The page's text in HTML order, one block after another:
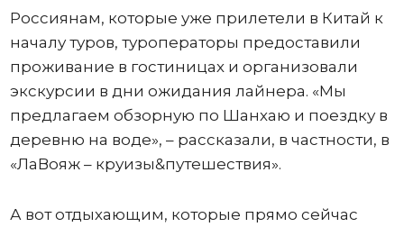
Россиянам, которые уже прилетели в Китай к
началу туров, туроператоры предоставили
проживание в гостиницах и организовали
экскурсии в дни ожидания лайнера. «Мы
предлагаем обзорную по Шанхаю и поездку в
деревню на воде», – рассказали, в частности, в
«ЛаВояж – круизы&путешествия».
А вот отдыхающим, которые прямо сейчас